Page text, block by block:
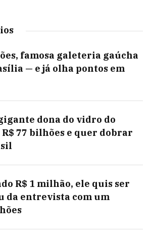
famosa galeteria gaúcha
— e já olha pontos em
dona do vidro do
77 bilhões e quer dobrar
R$ 1 milhão, ele quis ser
da entrevista com um